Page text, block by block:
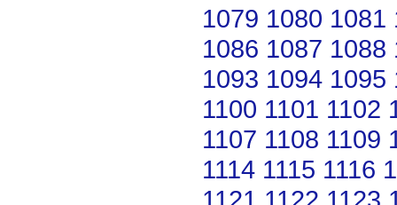
1079 1080 1081
1086 1087 1088
1093 1094 1095
1100 1101 1102
1107 1108 1109
1114 1115 1116